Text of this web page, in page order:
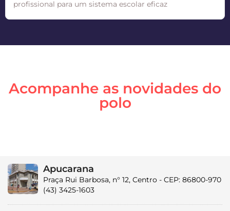
profissional para um sistema escolar eficaz
Acompanhe as novidades do
polo
Apucarana
Praça Rui Barbosa, n° 12, Centro - CEP: 86800-970
(43) 3425-1603